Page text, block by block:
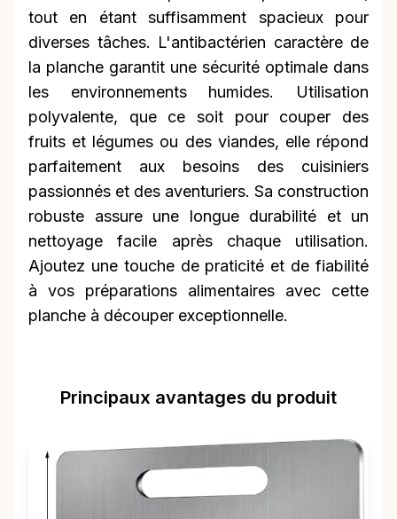
tout en étant suffisamment spacieux pour
diverses tâches. L'antibactérien caractère de
la planche garantit une sécurité optimale dans
les environnements humides. Utilisation
polyvalente, que ce soit pour couper des
fruits et légumes ou des viandes, elle répond
parfaitement aux besoins des cuisiniers
passionnés et des aventuriers. Sa construction
robuste assure une longue durabilité et un
nettoyage facile après chaque utilisation.
Ajoutez une touche de praticité et de fiabilité
à vos préparations alimentaires avec cette
planche à découper exceptionnelle.
Principaux avantages du produit